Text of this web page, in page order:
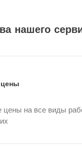
нашего
цены
цены на все виды